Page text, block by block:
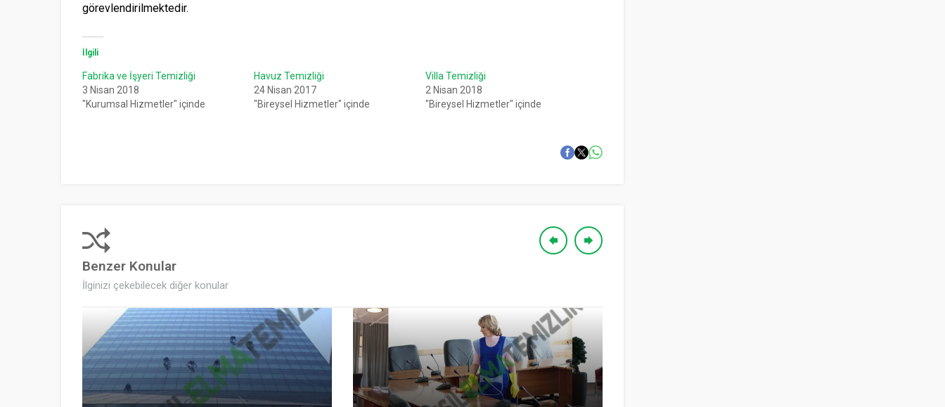
görevlendirilmektedir.
İlgili
Fabrika ve İşyeri Temizliği
3 Nisan 2018
"Kurumsal Hizmetler" içinde
Havuz Temizliği
24 Nisan 2017
"Bireysel Hizmetler" içinde
Villa Temizliği
2 Nisan 2018
"Bireysel Hizmetler" içinde
Benzer Konular
İlginizi çekebilecek diğer konular